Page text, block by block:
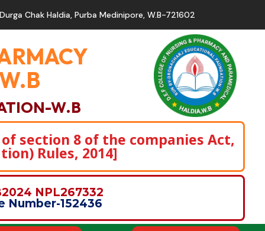
Durga Chak Haldia, Purba Medinipore, W.B-721602
W.B
section 8 of the companies Act,
Rules, 2014]
NPL267332
Number-152436